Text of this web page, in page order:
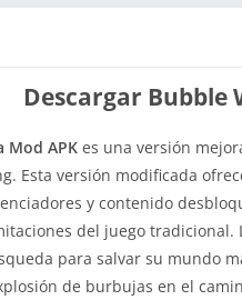
Descargar Bubble
Mod APK es una versión
Esta versión modificada
y contenido
del juego tradicional.
para salvar su mundo
de burbujas en el